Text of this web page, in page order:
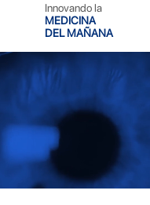
Innovando la
MEDICINA
DEL MAÑANA